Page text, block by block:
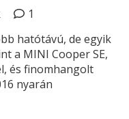
1
hatótávú, de egyik
a MINI Cooper SE,
és finomhangolt
nyarán